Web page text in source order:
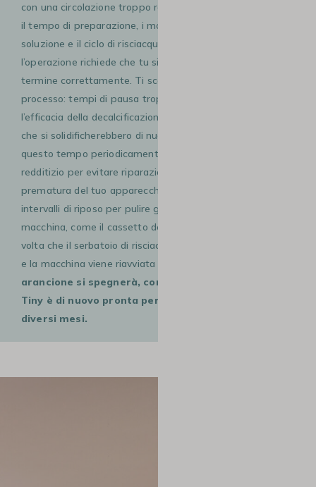
con una circolazione troppo rapida. Se a questo aggiungi
il tempo di preparazione, i molteplici passaggi della
soluzione e il ciclo di risciacquo finale con acqua pulita,
l’operazione richiede che tu sia presente per portarla a
termine correttamente. Ti sconsiglio di affrettare il
processo: tempi di pausa troppo brevi ridurrebbero
l’efficacia della decalcificazione, lasciando residui di calcare
che si solidificherebbero di nuovo rapidamente. Dedicare
questo tempo periodicamente è un investimento
redditizio per evitare riparazioni costose o la sostituzione
prematura del tuo apparecchio. Approfitta di questi
intervalli di riposo per pulire gli altri componenti della
macchina, come il cassetto delle capsule o la griglia. Una
volta che il serbatoio di risciacquo è completamente vuoto
e la macchina viene riavviata con acqua fresca, l
arancione si spegnerà, confermandoti che la tua
Tiny è di nuovo pronta per un uso ottimale per
diversi mesi.